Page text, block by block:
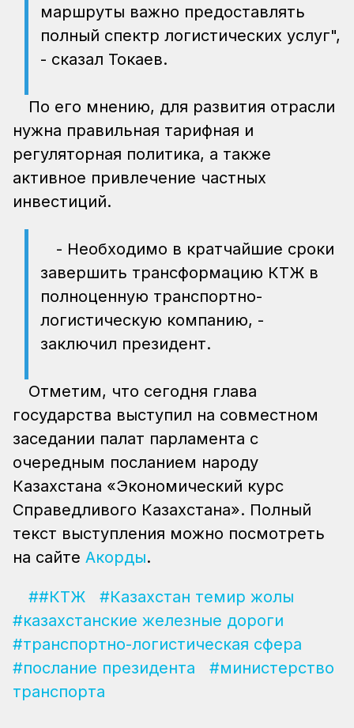
маршруты важно предоставлять
полный спектр логистических услуг",
- сказал Токаев.
По его мнению, для развития отрасли
нужна правильная тарифная и
регуляторная политика, а также
активное привлечение частных
инвестиций.
- Необходимо в кратчайшие сроки
завершить трансформацию КТЖ в
полноценную транспортно-
логистическую компанию, -
заключил президент.
Отметим, что сегодня глава
государства выступил на совместном
заседании палат парламента с
очередным посланием народу
Казахстана «Экономический курс
Справедливого Казахстана». Полный
текст выступления можно посмотреть
на сайте Акорды.
##КТЖ
#Казахстан темир жолы
#казахстанские железные дороги
#транспортно-логистическая сфера
#послание президента
#министерство
транспорта